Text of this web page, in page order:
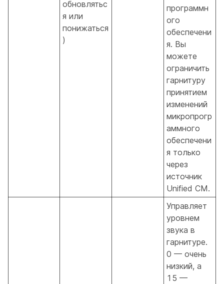
обновлятьс
я или
понижаться
)
программн
ого
обеспечени
я. Вы
можете
ограничить
гарнитуру
принятием
изменений
микропрогр
аммного
обеспечени
я только
через
источник
Unified CM.
Управляет
уровнем
звука в
гарнитуре.
0 — очень
низкий, а
15 —